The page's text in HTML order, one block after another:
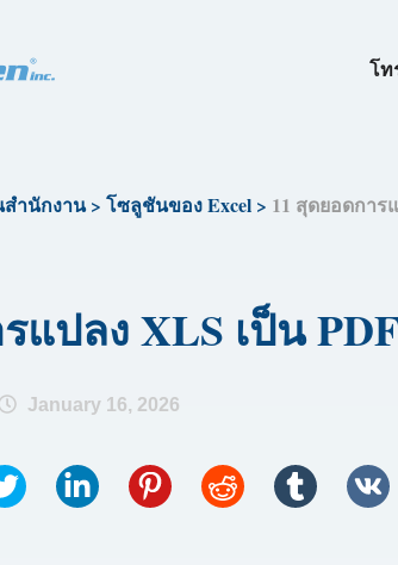
โท
ำนักงาน> โซลูชันของ Excel> 11 สุดยอดการ
แปลง XLS เป็น
January 16, 2026